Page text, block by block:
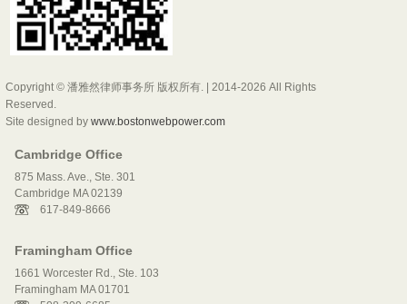
Copyright © 潘雅然律师事务所 版权所有. | 2014-2026 All Rights
Reserved.
Site designed by www.bostonwebpower.com
Cambridge Office
875 Mass. Ave., Ste. 301
Cambridge MA 02139
617-849-8666
Framingham Office
1661 Worcester Rd., Ste. 103
Framingham MA 01701